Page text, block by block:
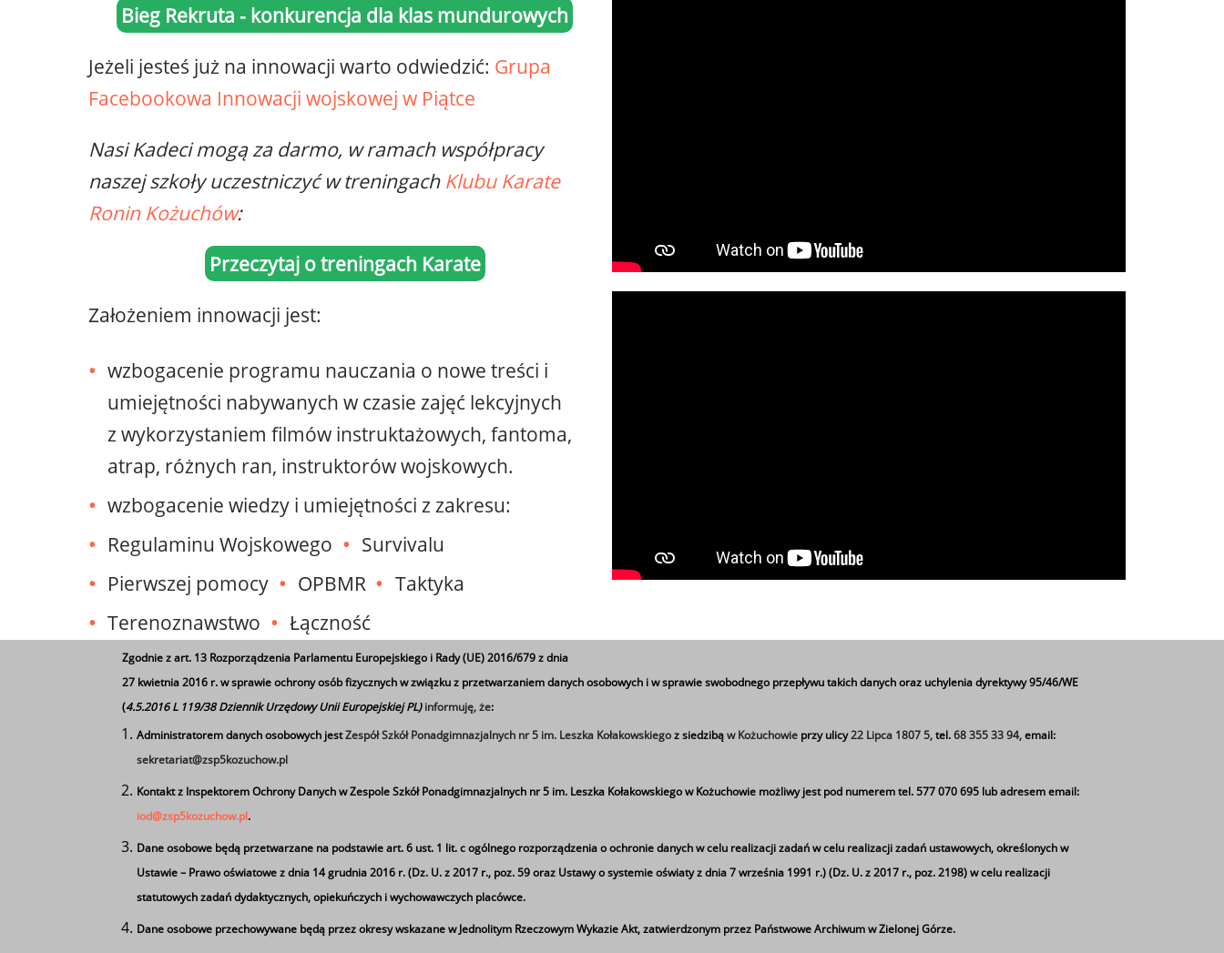
Bieg Rekruta - konkurencja dla klas mundurowych
Jeżeli jesteś już na innowacji warto odwiedzić: Grupa
Facebookowa Innowacji wojskowej w Piątce
Nasi Kadeci mogą za darmo, w ramach współpracy
naszej szkoły uczestniczyć w treningach Klubu Karate
Ronin Kożuchów:
Przeczytaj o treningach Karate
Założeniem innowacji jest:
wzbogacenie programu nauczania o nowe treści i
umiejętności nabywanych w czasie zajęć lekcyjnych
z wykorzystaniem filmów instruktażowych, fantoma,
atrap, różnych ran, instruktorów wojskowych.
wzbogacenie wiedzy i umiejętności z zakresu:
Regulaminu Wojskowego
Survivalu
Pierwszej pomocy
OPBMR
Taktyka
Terenoznawstwo
Łączność
Bieg Rekruta
Powiatowy Konkurs Strzelectwa Sportowego
Filmy z innowacji wojskowej
Dla kogo jest innowacja wojskowa?
Zgodnie z art. 13 Rozporządzenia Parlamentu Europejskiego i Rady (UE) 2016/679 z dnia
27 kwietnia 2016 r. w sprawie ochrony osób fizycznych w związku z przetwarzaniem danych osobowych i w sprawie swobodnego przepływu takich danych oraz uchylenia dyrektywy 95/46/WE
(4.5.2016 L 119/38 Dziennik Urzędowy Unii Europejskiej PL)informuję, że:
Administratorem danych osobowych jestZespół Szkół Ponadgimnazjalnych nr 5 im. Leszka Kołakowskiegoz siedzibąw Kożuchowie przy ulicy22 Lipca 1807 5,tel.68 355 33 94,email:
sekretariat@zsp5kozuchow.pl
Kontakt z Inspektorem Ochrony Danych w Zespole Szkół Ponadgimnazjalnych nr 5 im. Leszka Kołakowskiego w Kożuchowie możliwy jest pod numerem tel. 577 070 695 lub adresem email:
iod@zsp5kozuchow.pl.
Dane osobowe będą przetwarzane na podstawie art. 6 ust. 1 lit. c ogólnego rozporządzenia o ochronie danych w celu realizacji zadań w celu realizacji zadań ustawowych, określonych w
Ustawie – Prawo oświatowe z dnia 14 grudnia 2016 r. (Dz. U. z 2017 r., poz. 59 oraz Ustawy o systemie oświaty z dnia 7 września 1991 r.) (Dz. U. z 2017 r., poz. 2198) w celu realizacji
statutowych zadań dydaktycznych, opiekuńczych i wychowawczych placówce.
Dane osobowe przechowywane będą przez okresy wskazane w Jednolitym Rzeczowym Wykazie Akt, zatwierdzonym przez Państwowe Archiwum w Zielonej Górze.